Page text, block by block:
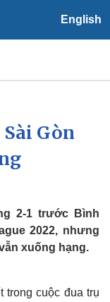
English
tiết
Gòn
2-1 trước Bình
2022, nhưng
xuống hạng.
trong cuộc đua trụ